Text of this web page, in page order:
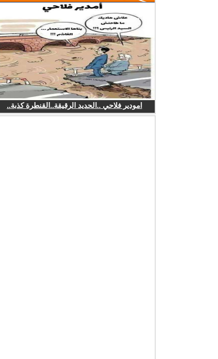
امودير فلاحي ..الحديد الرقيقة..القنطرة كذبة..